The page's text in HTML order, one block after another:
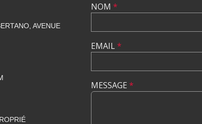
AVENUE
NOM *
EMAIL*
MESSAGE *